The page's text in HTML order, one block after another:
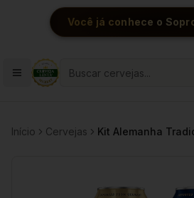
Você já conhece o
Início Cervejas